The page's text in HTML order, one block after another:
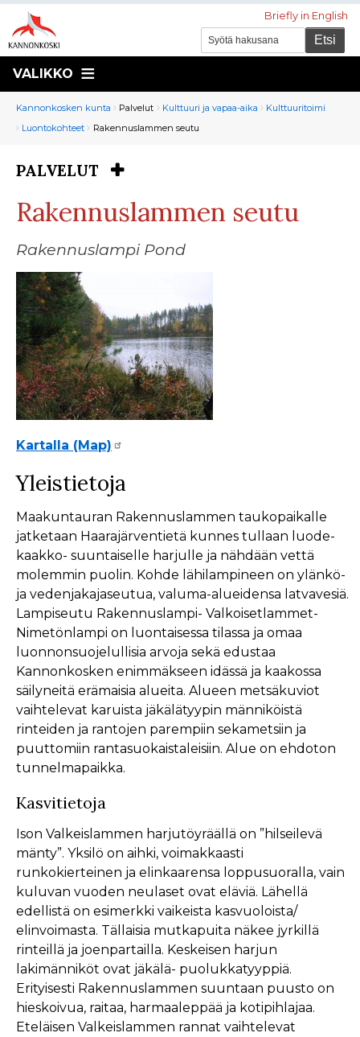
Briefly in English
VALIKKO
Murupolku
You
are
Kannonkosken kunta Palvelut Kulttuuri ja vapaa-aika
Kulttuuritoimi
Luontokohteet
Rakennuslammen seutu
You
here:
PALVELUT
Rakennuslammen seutu
Rakennuslampi Pond
Kartalla (Map)
Yleistietoja
Maakuntauran Rakennuslammen taukopaikalle
jatketaan Haarajärventietä kunnes tullaan luode-
kaakko- suuntaiselle harjulle ja nähdään vettä
molemmin puolin. Kohde lähilampineen on ylänkö-
ja vedenjakajaseutua, valuma-alueidensa latvavesiä.
Lampiseutu Rakennuslampi- Valkoisetlammet-
Nimetönlampi on luontaisessa tilassa ja omaa
luonnonsuojelullisia arvoja sekä edustaa
Kannonkosken enimmäkseen idässä ja kaakossa
säilyneitä erämaisia alueita. Alueen metsäkuviot
vaihtelevat karuista jäkälätyypin männiköistä
rinteiden ja rantojen parempiin sekametsiin ja
puuttomiin rantasuokaistaleisiin. Alue on ehdoton
tunnelmapaikka.
Kasvitietoja
Ison Valkeislammen harjutöyräällä on ”hilseilevä
mänty”. Yksilö on aihki, voimakkaasti
runkokierteinen ja elinkaarensa loppusuoralla, vain
kuluvan vuoden neulaset ovat eläviä. Lähellä
edellistä on esimerkki vaikeista kasvuoloista/
elinvoimasta. Tällaisia mutkapuita näkee jyrkillä
rinteillä ja joenpartailla. Keskeisen harjun
lakimänniköt ovat jäkälä- puolukkatyyppiä.
Erityisesti Rakennuslammen suuntaan puusto on
hieskoivua, raitaa, harmaaleppää ja kotipihlajaa.
Eteläisen Valkeislammen rannat vaihtelevat